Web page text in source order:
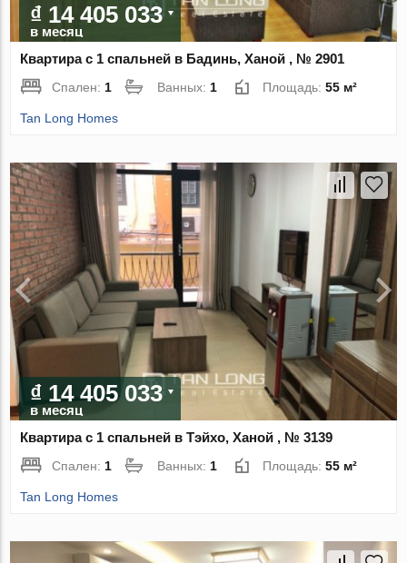
₫ 14 405 033
в месяц
Квартира с 1 спальней в Бадинь, Ханой , № 2901
Спален:1 Ванных:1 Площадь:55 м²
Tan Long Homes
₫ 14 405 033
в месяц
Квартира с 1 спальней в Тэйхо, Ханой , № 3139
Спален: 1 Ванных: 1 Площадь:55 м²
Tan Long Homes